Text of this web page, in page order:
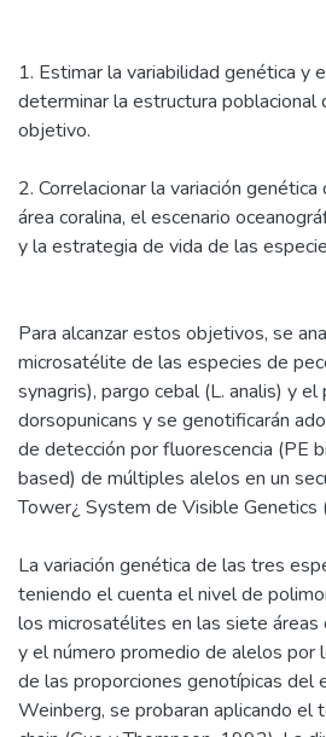
1. Estimar la variabilidad genética y
determinar la estructura poblacional
objetivo.
2. Correlacionar la variación
área coralina, el escenario
y la estrategia de vida de las
Para alcanzar estos objetivos, se
microsatélite de las especies de
synagris), pargo cebal (L. analis) y el
dorsopunicans y se genotificarán
de detección por fluorescencia (PE
based) de múltiples alelos en un
Tower¿ System de Visible
La variación genética de las tres
teniendo el cuenta el nivel de
los microsatélites en las siete áreas
y el número promedio de alelos por
de las proporciones genotípicas del
Weinberg, se probaran aplicando